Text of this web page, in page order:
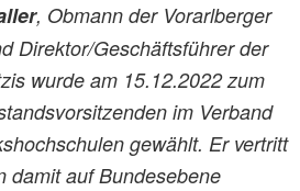
, Obmann der Vorarlberger
Direktor/Geschäftsführer der
wurde am 15.12.2022 zum
im Verband
gewählt. Er vertritt
damit auf Bundesebene